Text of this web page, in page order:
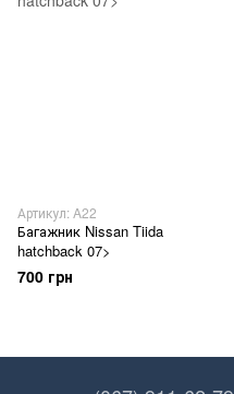
Артикул: A22
Багажник Nissan Tiida
hatchback 07>
700 грн